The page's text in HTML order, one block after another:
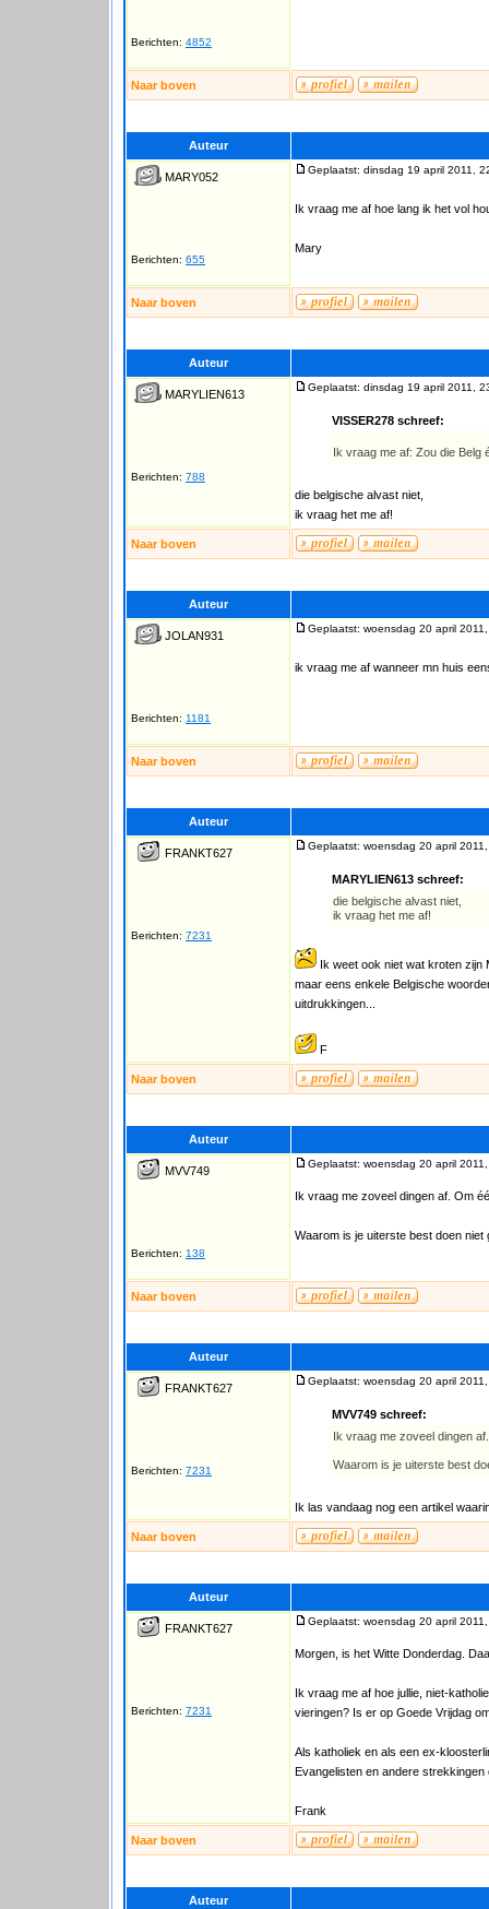
Berichten: 4852
Naar boven
Auteur
MARY052
Berichten: 655
Geplaatst: dinsdag 19 april 2011,
Ik vraag me af hoe lang ik het vol
Mary
Naar boven
Auteur
MARYLIEN613
Berichten: 788
Geplaatst: dinsdag 19 april 2011,
VISSER278 schreef:
Ik vraag me af: Zou die Belg
die belgische alvast niet,
ik vraag het me af!
Naar boven
Auteur
JOLAN931
Berichten: 1181
Geplaatst: woensdag 20 april
ik vraag me af wanneer mn huis
Naar boven
Auteur
FRANKT627
Berichten: 7231
Geplaatst: woensdag 20 april
MARYLIEN613 schreef:
die belgische alvast niet,
ik vraag het me af!
Ik weet ook niet wat kroten
maar eens enkele Belgische
uitdrukkingen...
F
Naar boven
Auteur
MVV749
Berichten: 138
Geplaatst: woensdag 20 april
Ik vraag me zoveel dingen af. Om
Waarom is je uiterste best doen
Naar boven
Auteur
FRANKT627
Berichten: 7231
Geplaatst: woensdag 20 april
MVV749 schreef:
Ik vraag me zoveel dingen
Waarom is je uiterste best
Ik las vandaag nog een artikel
Naar boven
Auteur
FRANKT627
Berichten: 7231
Geplaatst: woensdag 20 april
Morgen, is het Witte Donderdag.
Ik vraag me af hoe jullie, niet-
vieringen? Is er op Goede Vrijdag
Als katholiek en als een ex-
Evangelisten en andere strekkingen
Frank
Naar boven
Auteur